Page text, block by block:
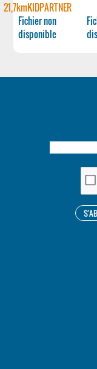
21,7kmKIDPARTNER
Fichier non
disponible